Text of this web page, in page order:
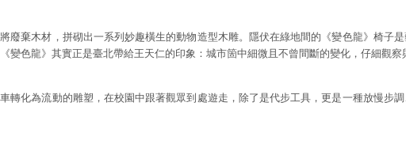
廢棄木材，拼砌出一系列妙趣橫生的動物造型木雕。隱伏在綠地間的《變色龍》椅子
變色龍》其實正是臺北帶給王天仁的印象：城市箇中細微且不曾間斷的變化，仔細觀察
車轉化為流動的雕塑，在校園中跟著觀眾到處遊走，除了是代步工具，更是一種放慢步